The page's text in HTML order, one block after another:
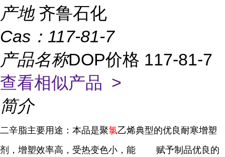
产地 齐鲁石化
Cas： 117-81-7
产品名称DOP价格 117-81-7
查看相似产品 >
简介
二辛脂主要用途：本品是聚氯乙烯典型的优良耐寒增塑
剂，增塑效率高，受热变色小，能 赋予制品优良的